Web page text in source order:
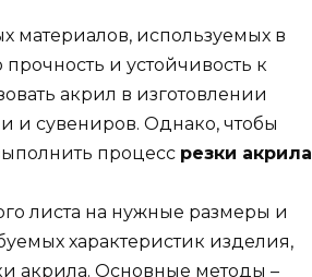
материалов, используемых в
и устойчивость к
акрил в изготовлении
и сувениров. Однако, чтобы
процесс резки акрила
листа на нужные размеры и
характеристик изделия,
акрила. Основные методы –